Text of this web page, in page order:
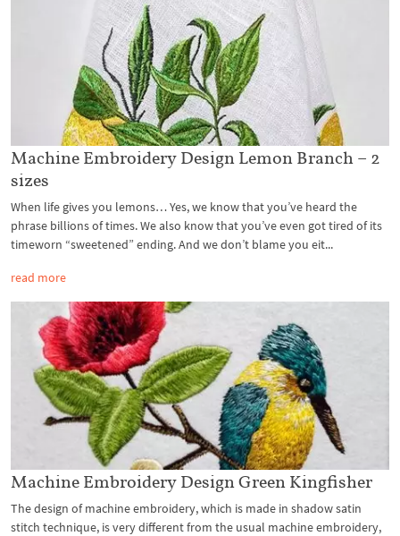
Machine Embroidery Design Lemon Branch – 2
sizes
When life gives you lemons… Yes, we know that you’ve heard the
phrase billions of times. We also know that you’ve even got tired of its
timeworn “sweetened” ending. And we don’t blame you eit...
read more
Machine Embroidery Design Green Kingfisher
The design of machine embroidery, which is made in shadow satin
stitch technique, is very different from the usual machine embroidery,